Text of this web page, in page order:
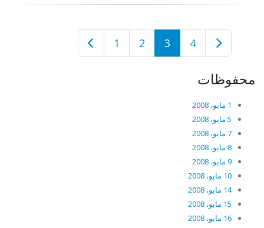
1 2 3 4
محفوظات
1 مايو، 2008
5 مايو، 2008
7 مايو، 2008
8 مايو، 2008
9 مايو، 2008
10 مايو، 2008
14 مايو، 2008
15 مايو، 2008
16 مايو، 2008